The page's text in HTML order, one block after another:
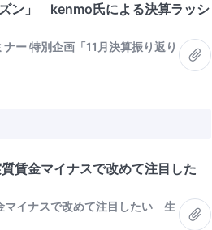
ン」 kenmo氏による決算ラッシ
ー 特別企画「11月決算振り返り
賃金マイナスで改めて注目した
マイナスで改めて注目したい 生